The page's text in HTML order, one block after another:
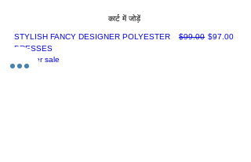
कार्ट में जोड़ें
STYLISH FANCY DESIGNER POLYESTER
DRESSES
नियमित मूल्य
$99.00 बिक्री मूल्य
$97.00
summer sale